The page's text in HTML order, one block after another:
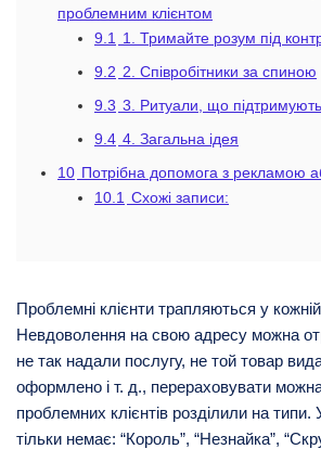
проблемним клієнтом
9.1
1. Тримайте розум під
9.2 2. Співробітники за спиною
9.3 3. Ритуали, що
9.4 4. Загальна ідея
10 Потрібна допомога з рекламою
10.1 Схожі записи:
Проблемні клієнти трапляються у кожній
Невдоволення на свою адресу можна
не так надали послугу, не той товар
оформлено і т. д., перераховувати
проблемних клієнтів розділили на
тільки немає: “Король”, “Незнайка”,